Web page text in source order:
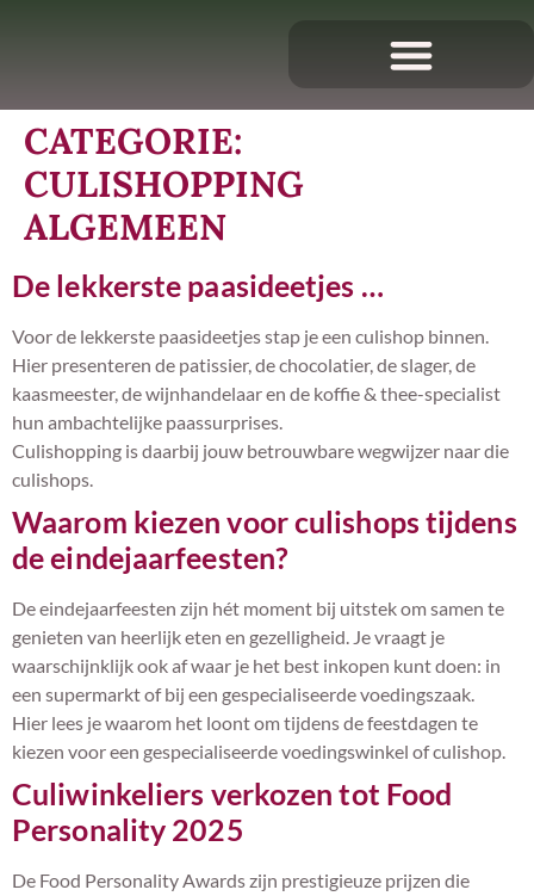
CATEGORIE:
CULISHOPPING
ALGEMEEN
De lekkerste paasideetjes …
Voor de lekkerste paasideetjes stap je een culishop binnen.
Hier presenteren de patissier, de chocolatier, de slager, de
kaasmeester, de wijnhandelaar en de koffie & thee-specialist
hun ambachtelijke paassurprises.
Culishopping is daarbij jouw betrouwbare wegwijzer naar die
culishops.
Waarom kiezen voor culishops tijdens
de eindejaarfeesten?
De eindejaarfeesten zijn hét moment bij uitstek om samen te
genieten van heerlijk eten en gezelligheid. Je vraagt je
waarschijnklijk ook af waar je het best inkopen kunt doen: in
een supermarkt of bij een gespecialiseerde voedingszaak.
Hier lees je waarom het loont om tijdens de feestdagen te
kiezen voor een gespecialiseerde voedingswinkel of culishop.
Culiwinkeliers verkozen tot Food
Personality 2025
De Food Personality Awards zijn prestigieuze prijzen die